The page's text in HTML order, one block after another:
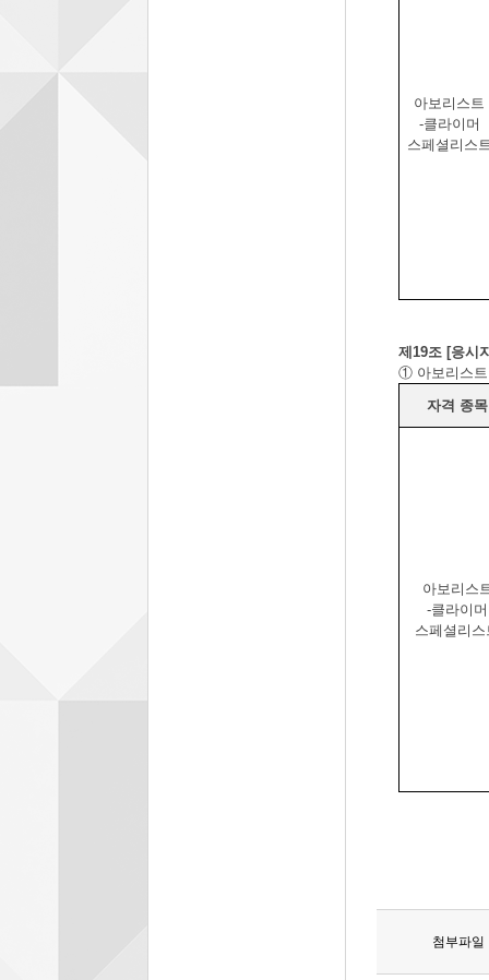
아보리스트
-클라이머
스페셜리스
제 19조 [응시
① 아보리스
자격 종목
아보리스
-클라이머
스페셜리스
첨부파일